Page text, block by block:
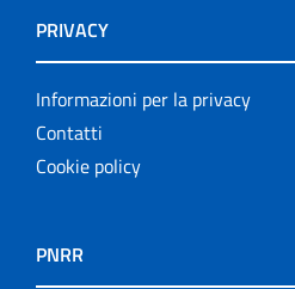
PRIVACY
Informazioni per la privacy
Contatti
Cookie policy
PNRR